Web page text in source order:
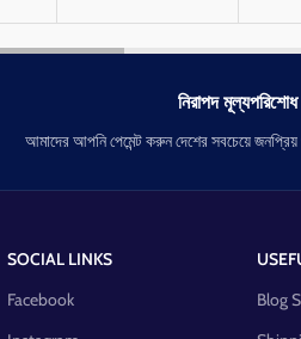
নিরাপদ মূল্যপরিশোধ
আমাদের আপনি পেমেন্ট করুন দেশের সবচেয়ে জনপ্রিয়
SOCIAL LINKS
Facebook
Blog